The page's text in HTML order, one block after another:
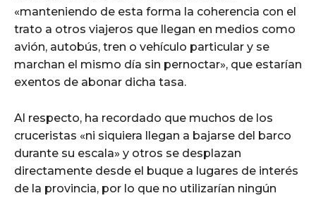
«manteniendo de esta forma la coherencia con el
trato a otros viajeros que llegan en medios como
avión, autobús, tren o vehículo particular y se
marchan el mismo día sin pernoctar», que estarían
exentos de abonar dicha tasa.
Al respecto, ha recordado que muchos de los
cruceristas «ni siquiera llegan a bajarse del barco
durante su escala» y otros se desplazan
directamente desde el buque a lugares de interés
de la provincia, por lo que no utilizarían ningún